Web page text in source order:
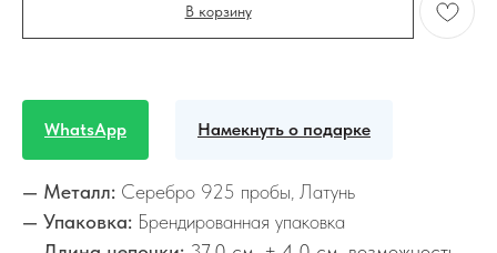
В корзину
WhatsApp Намекнуть о подарке
— Металл: Серебро 925 пробы, Латунь
— Упаковка: Брендированная упаковка